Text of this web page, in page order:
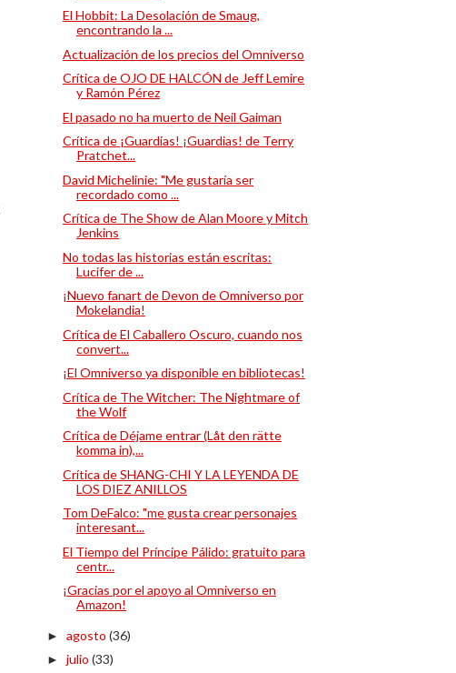
El Hobbit: La Desolación de Smaug,
encontrando la ...
Actualización de los precios del Omniverso
Crítica de OJO DE HALCÓN de Jeff Lemire
y Ramón Pérez
El pasado no ha muerto de Neil Gaiman
Crítica de ¡Guardias! ¡Guardias! de Terry
Pratchet...
David Michelinie: "Me gustaría ser
recordado como ...
Crítica de The Show de Alan Moore y Mitch
Jenkins
No todas las historias están escritas:
Lucifer de ...
¡Nuevo fanart de Devon de Omniverso por
Mokelandia!
Crítica de El Caballero Oscuro, cuando nos
convert...
¡El Omniverso ya disponible en bibliotecas!
Crítica de The Witcher: The Nightmare of
the Wolf
Crítica de Déjame entrar (Låt den rätte
komma in),...
Crítica de SHANG-CHI Y LA LEYENDA DE
LOS DIEZ ANILLOS
Tom DeFalco: "me gusta crear personajes
interesant...
El Tiempo del Príncipe Pálido: gratuito para
centr...
¡Gracias por el apoyo al Omniverso en
Amazon!
► agosto (36)
► julio (33)